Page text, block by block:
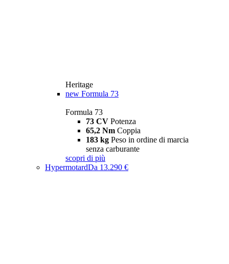
Heritage
new Formula 73
Formula 73
73 CV Potenza
65,2 Nm Coppia
183 kg Peso in ordine di marcia
senza carburante
scopri di più
HypermotardDa 13.290 €